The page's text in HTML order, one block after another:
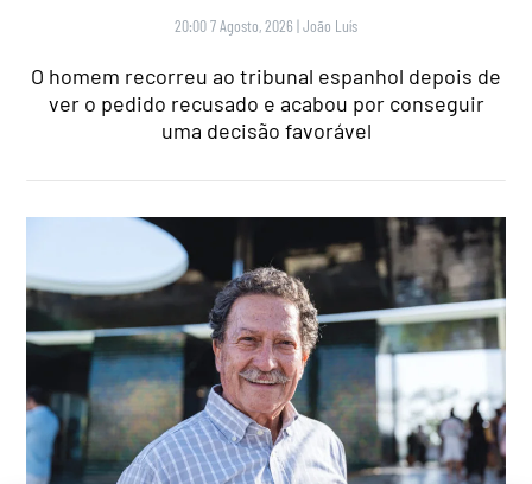
20:00 7 Agosto, 2026 |João Luís
O homem recorreu ao tribunal espanhol depois de
ver o pedido recusado e acabou por conseguir
uma decisão favorável